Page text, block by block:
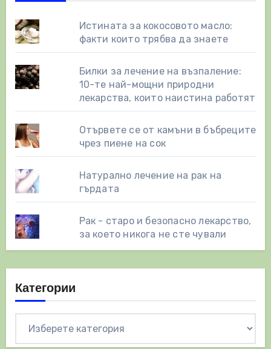
Истината за кокосовото масло:
факти които трябва да знаете
Билки за лечение на възпаление:
10-те най-мощни природни
лекарства, които наистина работят
Отървете се от камъни в бъбреците
чрез пиене на сок
Натурално лечение на рак на
гърдата
Рак - старо и безопасно лекарство,
за което никога не сте чували
Категории